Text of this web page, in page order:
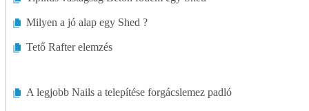
Kandallók
Padlók
Milyen a jó alap egy Shed ?
Tető Rafter elemzés
A legjobb Nails a telepítése forgácslemez padló